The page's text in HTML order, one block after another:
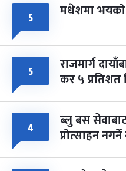
५ मधेशमा भयको
५ राजमार्ग
कर ५ प्रतिशत
४ ब्लु बस
प्रोत्साहन